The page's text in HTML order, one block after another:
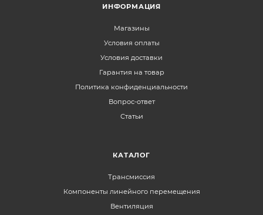
ИНФОРМАЦИЯ
Магазины
Условия оплаты
Условия доставки
Гарантия на товар
Политика конфиденциальности
Вопрос-ответ
Статьи
КАТАЛОГ
Трансмиссия
Компоненты линейного перемещения
Вентиляция